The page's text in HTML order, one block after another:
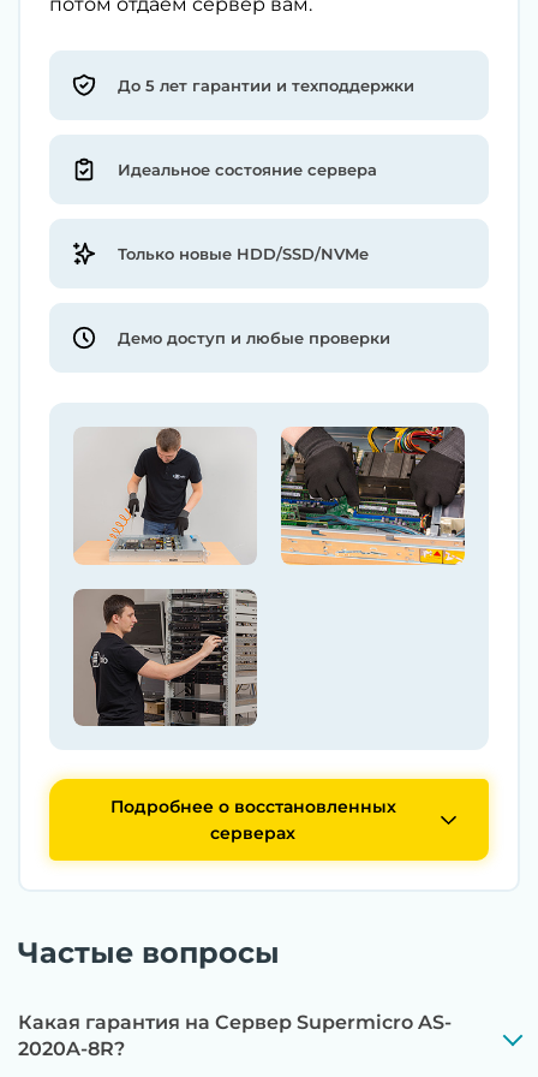
До 5 лет гарантии и техподдержки
Идеальное состояние сервера
Только новые HDD/SSD/NVMe
Демо доступ и любые проверки
Подробнее о восстановленных
серверах
Частые вопросы
Какая гарантия на Сервер Supermicro AS-
2020A-8R?